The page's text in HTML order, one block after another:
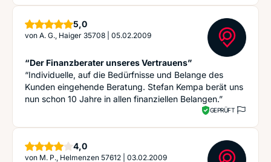
5,0Sterne
von A. G., Haiger 35708 05.02.2009
“Der Finanzberater unseres Vertrauens”
“Individuelle, auf die Bedürfnisse und Belange des
Kunden eingehende Beratung. Stefan Kempa berät uns
nun schon 10 Jahre in allen finanziellen Belangen.”
GEPRÜFT
4,0Sterne
von M. P., Helmenzen 57612 03.02.2009